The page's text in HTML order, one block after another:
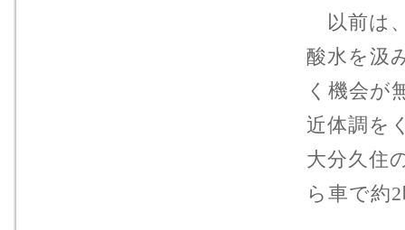
以前は
酸水を汲
く機会が
近体調を
大分久住
ら車で約